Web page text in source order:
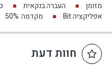
מזומן העברה בנקאית
אפליקציה Bit
מקדמה 50%
חוות דעת